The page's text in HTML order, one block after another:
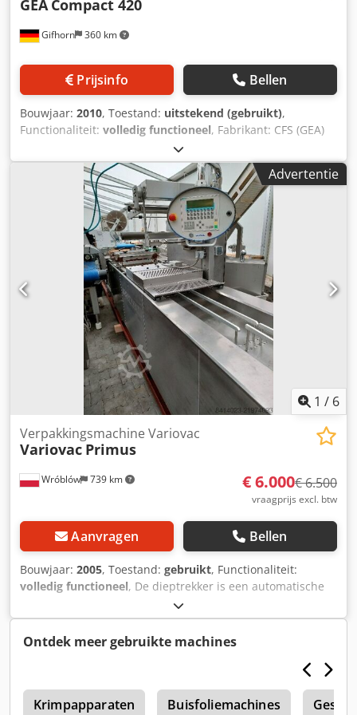
meerdere verpakkings- en formaatmaten
Gifhorn 360 km
GEA Compact 420
Prijsinfo Bellen
Bouwjaar: 2010, Toestand: uitstekend (gebruikt),
Functionaliteit: volledig functioneel, Fabrikant: CFS (GEA)
Type: Compact 420 Bouwjaar: 2010 Elektrische aansluiting:
28 kW, 42 A, 400 V, 50 Hz Crsdportq I Eofx Ankof
Etiketteermachine: Fabrikant: CFS Type: TiroLabe TL-150
Bouwjaar: 2010 met gasinjectie inclusief 4 formatssets
Conditie: zeer goed De op de foto zichtbare metaaldetector
en Espera transportband zijn niet inbegrepen in dit
aanbod. Dit zijn aparte machines.
Advertentie
1 / 6
Wróblów 739 km
Verpakkingsmachine Variovac
Variovac Primus
€ 6.000€ 6.500
vraagprijs excl. btw
Aanvragen Bellen
Bouwjaar: 2005, Toestand: gebruikt, Functionaliteit:
volledig functioneel, De dieptrekker is een automatische
machine voor het vormen, vullen en sluiten. Een bijzonder
kenmerk is de modulaire opbouw. Deze modules zijn
achter elkaar geplaatst volgens de volgorde van de
bewerkingen. Ze zijn als zelfstandige eenheden ontworpen
en kunnen binnen dezelfde serie worden uitgewisseld.
Crjdpfxoy Txcqj Anksf
Ontdek meer gebruikte machines
Krimpapparaten Buisfoliemachines Gesan